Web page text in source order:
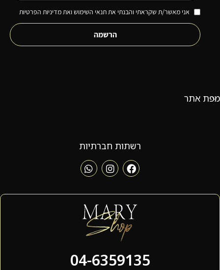
אני מאשר/ת שקראתי והבנתי את תנאי השימוש ואת מדיניות הפרטיות
הרשמה
מפת אתר
רשתות חברתיות
04-6359135